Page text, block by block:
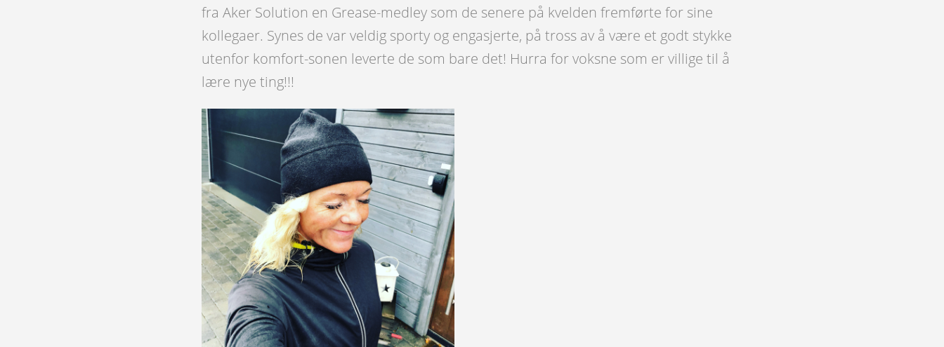
fra Aker Solution en Grease-medley som de senere på kvelden fremførte for sine
kollegaer. Synes de var veldig sporty og engasjerte, på tross av å være et godt stykke
utenfor komfort-sonen leverte de som bare det! Hurra for voksne som er villige til å
lære nye ting!!!